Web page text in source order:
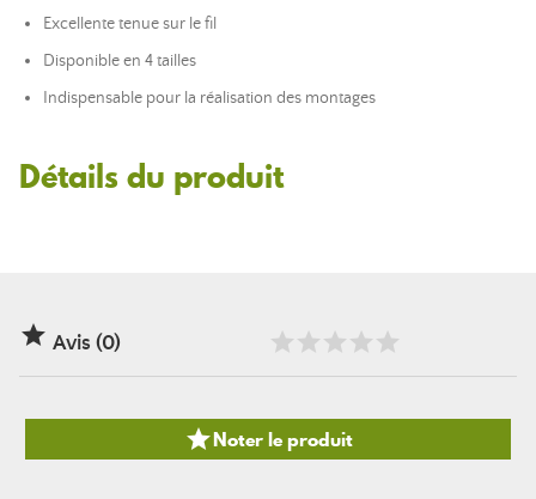
Excellente tenue sur le fil
Disponible en 4 tailles
Indispensable pour la réalisation des montages
Détails du produit
 Avis (0)
Noter le produit